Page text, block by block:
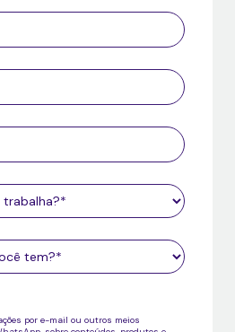
por e-mail ou outros meios